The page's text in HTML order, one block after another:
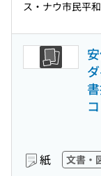
ス・ナウ市民平
紙 文書・